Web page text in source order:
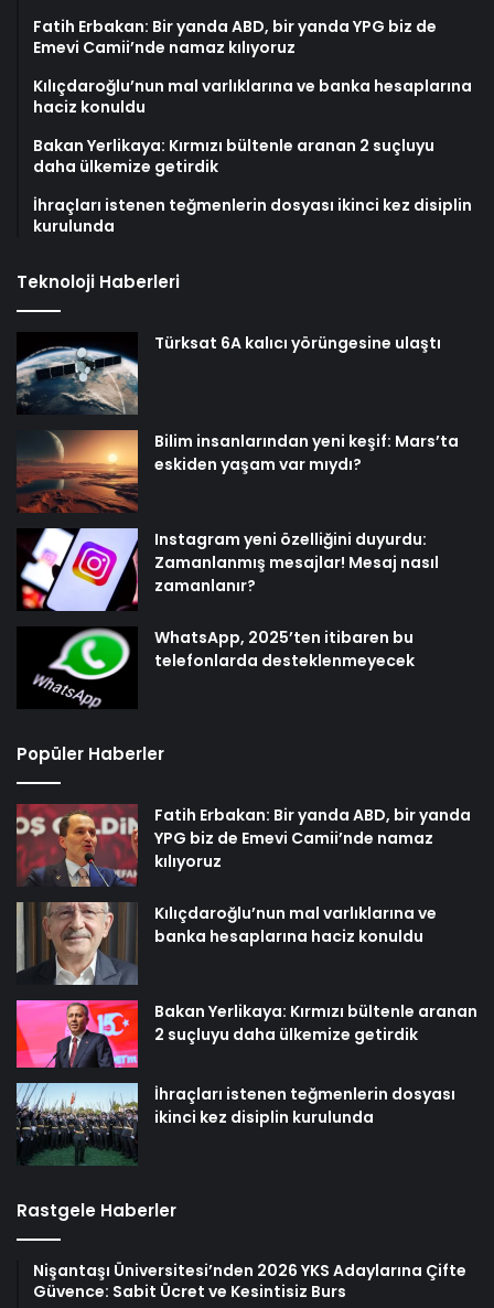
Fatih Erbakan: Bir yanda ABD, bir yanda YPG biz de
Emevi Camii’nde namaz kılıyoruz
Kılıçdaroğlu’nun mal varlıklarına ve banka hesaplarına
haciz konuldu
Bakan Yerlikaya: Kırmızı bültenle aranan 2 suçluyu
daha ülkemize getirdik
İhraçları istenen teğmenlerin dosyası ikinci kez disiplin
kurulunda
Teknoloji Haberleri
Türksat 6A kalıcı yörüngesine ulaştı
Bilim insanlarından yeni keşif: Mars’ta
eskiden yaşam var mıydı?
Instagram yeni özelliğini duyurdu:
Zamanlanmış mesajlar! Mesaj nasıl
zamanlanır?
WhatsApp, 2025’ten itibaren bu
telefonlarda desteklenmeyecek
Popüler Haberler
Fatih Erbakan: Bir yanda ABD, bir yanda
YPG biz de Emevi Camii’nde namaz
kılıyoruz
Kılıçdaroğlu’nun mal varlıklarına ve
banka hesaplarına haciz konuldu
Bakan Yerlikaya: Kırmızı bültenle aranan
2 suçluyu daha ülkemize getirdik
İhraçları istenen teğmenlerin dosyası
ikinci kez disiplin kurulunda
Rastgele Haberler
Nişantaşı Üniversitesi’nden 2026 YKS Adaylarına Çifte
Güvence: Sabit Ücret ve Kesintisiz Burs